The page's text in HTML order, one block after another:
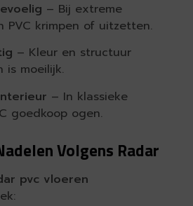
– Bij extreme
PVC krimpen of uitzetten.
– Kleur en structuur
is moeilijk.
– In klassieke
goedkoop ogen.
Volgens Radar
pvc vloeren